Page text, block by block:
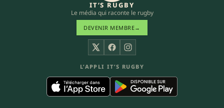
IT’S RUGBY
Le média qui raconte le rugby
DEVENIR MEMBRE→
X FacebookInstagram
L’APPLI IT’S RUGBY